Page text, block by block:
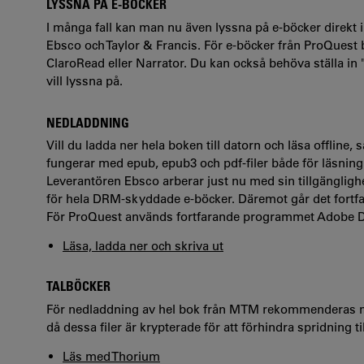
LYSSNA PÅ E-BÖCKER
I många fall kan man nu även lyssna på e-böcker
Ebsco och Taylor & Francis. För e-böcker från
ClaroRead eller Narrator. Du kan också behöva ställa
vill lyssna på.
NEDLADDNING
Vill du ladda ner hela boken till datorn och läsa offline,
fungerar med epub, epub3 och pdf-filer både för
Leverantören Ebsco arberar just nu med sin
för hela DRM-skyddade e-böcker. Däremot går det
För ProQuest används fortfarande programmet Adobe
Läsa, ladda ner och skriva ut
TALBÖCKER
För nedladdning av hel bok från MTM rekommenderas
då dessa filer är krypterade för att förhindra spridning
Läs med Thorium